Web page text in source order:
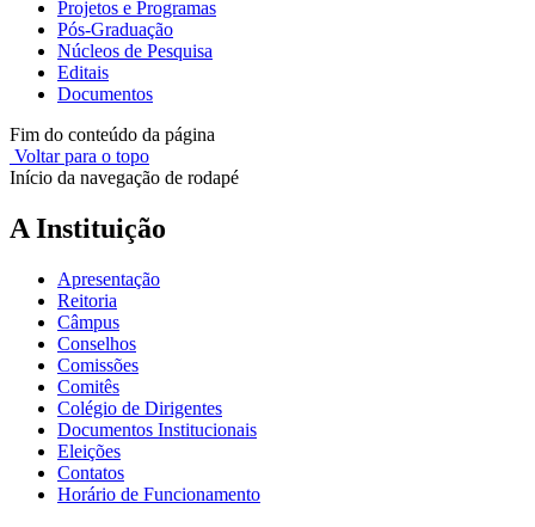
Projetos e Programas
Pós-Graduação
Núcleos de Pesquisa
Editais
Documentos
Fim do conteúdo da página
Voltar para o topo
Início da navegação de rodapé
A Instituição
Apresentação
Reitoria
Câmpus
Conselhos
Comissões
Comitês
Colégio de Dirigentes
Documentos Institucionais
Eleições
Contatos
Horário de Funcionamento